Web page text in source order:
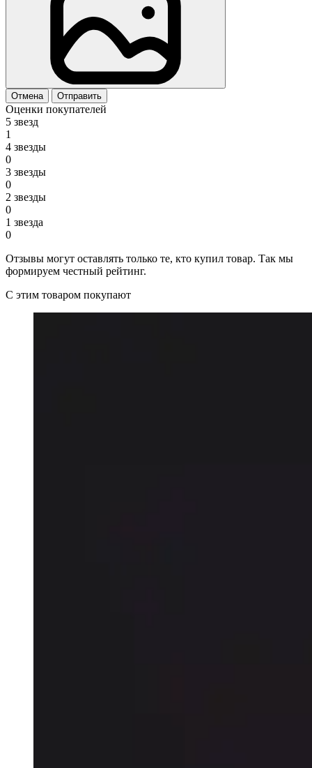
Отмена Отправить
Оценки покупателей
5 звезд
1
4 звезды
0
3 звезды
0
2 звезды
0
1 звезда
0
Отзывы могут оставлять только те, кто купил товар. Так мы
формируем честный рейтинг.
С этим товаром покупают